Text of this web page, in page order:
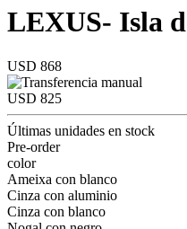
LEXUS- Isla
USD 868
USD 825
Últimas unidades en stock
Pre-order
color
Ameixa con blanco
Cinza con aluminio
Cinza con blanco